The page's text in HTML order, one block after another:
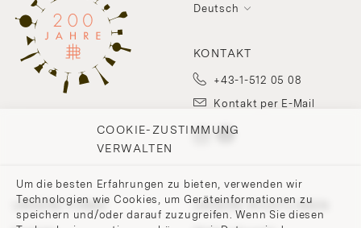
COOKIE-ZUSTIMMUNG
VERWALTEN
Um die besten Erfahrungen zu bieten, verwenden wir
Technologien wie Cookies, um Geräteinformationen zu
speichern und/oder darauf zuzugreifen. Wenn Sie diesen
Deutsch
KONTAKT
+43-1-512 05 08
Kontakt per E-Mail
UNSERE FIRMA UNSERE RICHTLINIEN